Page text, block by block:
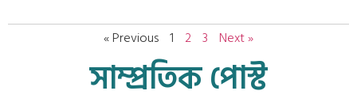
« Previous 1 2 3 Next »
সাম্প্রতিক পোস্ট